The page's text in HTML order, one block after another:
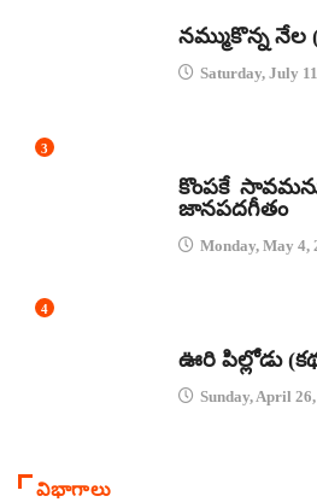
నమ్ముకొన్న నేల
Saturday, July
3
కొంపకే
జానపదగీతం
Monday, May 4,
4
ఊరి పిల్లోడు
Sunday, April
విభాగాలు